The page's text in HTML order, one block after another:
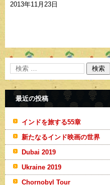
2013年11月23日
最近の投稿
インドを旅する55章
新たなるインド映画の世界
Dubai 2019
Ukraine 2019
Chornobyl Tour